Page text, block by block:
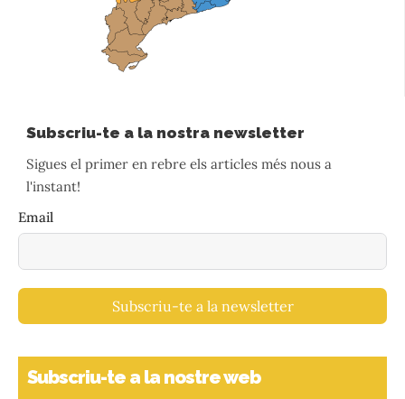
Subscriu-te a la nostra newsletter
Sigues el primer en rebre els articles més nous a
l'instant!
Email
Subscriu-te a la newsletter
Subscriu-te a la nostre web